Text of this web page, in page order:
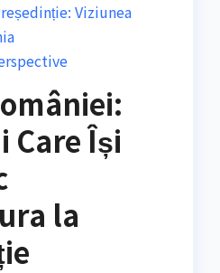
Viziunea
Care Își
la